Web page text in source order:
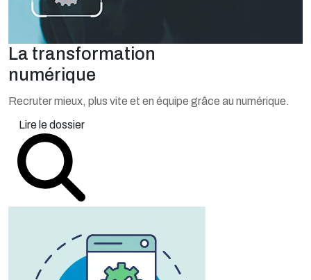
La transformation
numérique
Recruter mieux, plus vite et en équipe grâce au numérique.
Lire le dossier